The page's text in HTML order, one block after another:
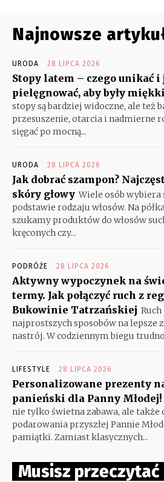
Najnowsze
URODA 28 LIPCA 2026
Stopy latem – czego unikać i
pielęgnować, aby były
stopy są bardziej widoczne, ale też
przesuszenie, otarcia i nadmierne
sięgać po mocną...
URODA 28 LIPCA 2026
Jak dobrać szampon?
skóry głowy Wiele osób wybiera
podstawie rodzaju włosów. Na
szukamy produktów do włosów
kręconych czy...
PODRÓŻE 28 LIPCA 2026
Aktywny wypoczynek na
termy. Jak połączyć ruch z
Bukowinie Tatrzańskiej
najprostszych sposobów na lepsze
nastrój. W codziennym biegu
LIFESTYLE 28 LIPCA 2026
Personalizowane prezenty
panieński dla Panny Młodej!
nie tylko świetna zabawa, ale także
podarowania przyszłej Pannie
pamiątki. Zamiast klasycznych...
Musisz przeczytać